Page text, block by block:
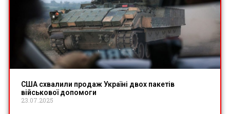
США схвалили продаж Україні двох пакетів
військової допомоги
23.07.2025